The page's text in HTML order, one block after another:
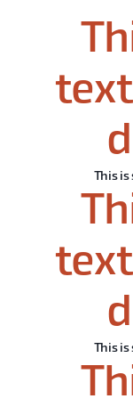
This is
This is